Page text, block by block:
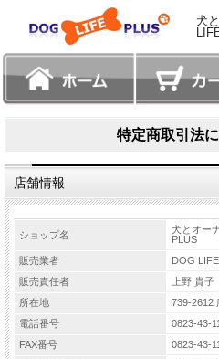
犬
特定商取引法
店舗情報
ショップ名
犬とオー
PLUS
販売業者
DOG
販売責任者
上野 貴子
所在地
739-2612
電話番号
0823-43-
FAX番号
0823-43-